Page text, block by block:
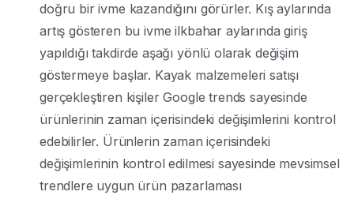
doğru bir ivme kazandığını görürler. Kış aylarında
artış gösteren bu ivme ilkbahar aylarında giriş
yapıldığı takdirde aşağı yönlü olarak değişim
göstermeye başlar. Kayak malzemeleri satışı
gerçekleştiren kişiler Google trends sayesinde
ürünlerinin zaman içerisindeki değişimlerini kontrol
edebilirler. Ürünlerin zaman içerisindeki
değişimlerinin kontrol edilmesi sayesinde mevsimsel
trendlere uygun ürün pazarlaması